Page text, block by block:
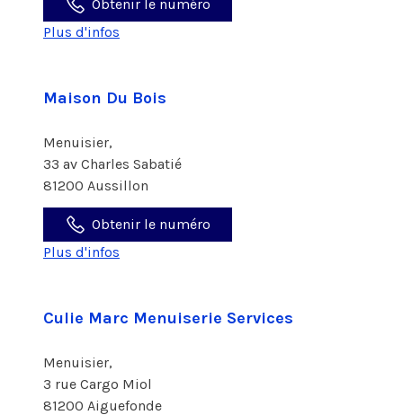
Obtenir le numéro
Plus d'infos
Maison Du Bois
Menuisier,
33 av Charles Sabatié
81200 Aussillon
Obtenir le numéro
Plus d'infos
Culie Marc Menuiserie Services
Menuisier,
3 rue Cargo Miol
81200 Aiguefonde